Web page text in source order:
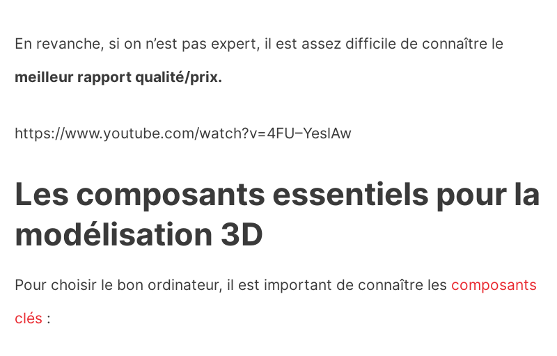
En revanche, si on n’est pas expert, il est assez difficile de connaître le
meilleur rapport qualité/prix.
https://www.youtube.com/watch?v=4FU–YeslAw
Les composants essentiels pour la
modélisation 3D
Pour choisir le bon ordinateur, il est important de connaître les composants
clés :